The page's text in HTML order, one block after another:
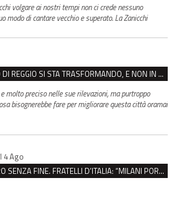
volgare ai nostri tempi non ci crede nessuno
modo di cantare vecchio e superato. La Zanicchi
IL CENTRO STORICO DI REGGIO SI STA TRASFORMANDO, E NON IN MEGLIO
molto preciso nelle sue rilevazioni, ma purtroppo
bisognerebbe fare per migliorare questa città oramai
4 Ago
HELLWATT, SCONTRO SENZA FINE. FRATELLI D’ITALIA: “MILANI PORTA DOCUMENTI, DE FRANCO INSULTI”